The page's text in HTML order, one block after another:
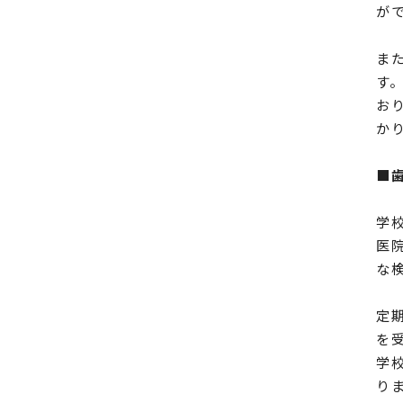
が
ま
す
お
か
■
学
医
な
定
を
学
り